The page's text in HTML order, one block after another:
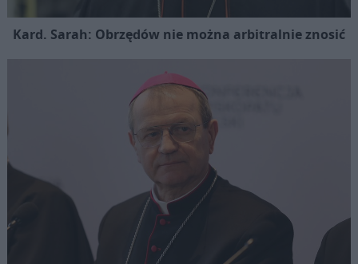
Kard. Sarah: Obrzędów nie można arbitralnie znosić